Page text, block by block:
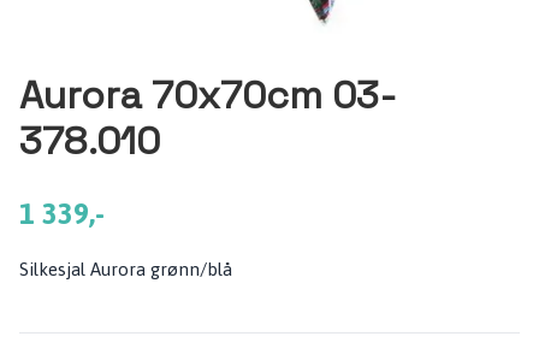
Aurora 70x70cm 03-
378.010
1 339,-
Silkesjal Aurora grønn/blå